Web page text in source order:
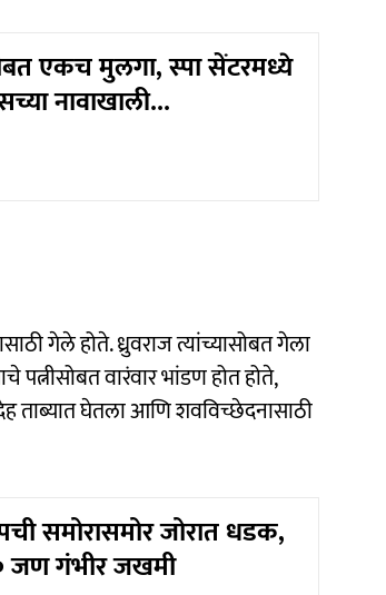
एकच मुलगा, स्पा सेंटरमध्ये
नावाखाली...
गेले होते. ध्रुवराज त्यांच्यासोबत गेला
वारंवार भांडण होत होते,
ताब्यात घेतला आणि शवविच्छेदनासाठी
समोरासमोर जोरात धडक,
जण गंभीर जखमी